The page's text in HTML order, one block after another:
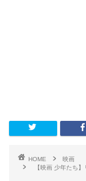
HOME
映画
【映画 少年たち